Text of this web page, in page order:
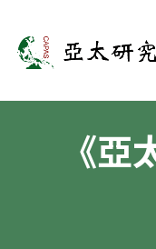
亞太研究
《亞